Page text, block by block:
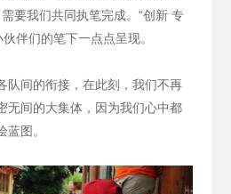
要我们共同执笔完成。“创新 专
伴们的笔下一点点呈现。
队间的衔接，在此刻，我们不再
无间的大集体，因为我们心中都
图。